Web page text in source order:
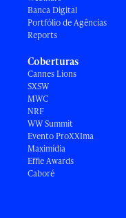
Banca Digital
Portfólio de Agências
Reports
Coberturas
Cannes Lions
SXSW
MWC
NRF
WW Summit
Evento ProXXIma
Maximídia
Effie Awards
Caboré